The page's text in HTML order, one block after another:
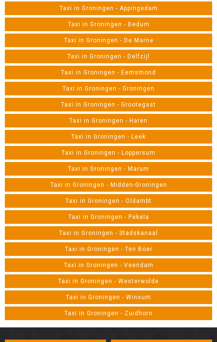
Taxi in Groningen - Appingedam
Taxi in Groningen - Bedum
Taxi in Groningen - De Marne
Taxi in Groningen - Delfzijl
Taxi in Groningen - Eemsmond
Taxi in Groningen - Groningen
Taxi in Groningen - Grootegast
Taxi in Groningen - Haren
Taxi in Groningen - Leek
Taxi in Groningen - Loppersum
Taxi in Groningen - Marum
Taxi in Groningen - Midden-Groningen
Taxi in Groningen - Oldambt
Taxi in Groningen - Pekela
Taxi in Groningen - Stadskanaal
Taxi in Groningen - Ten Boer
Taxi in Groningen - Veendam
Taxi in Groningen - Westerwolde
Taxi in Groningen - Winsum
Taxi in Groningen - Zuidhorn